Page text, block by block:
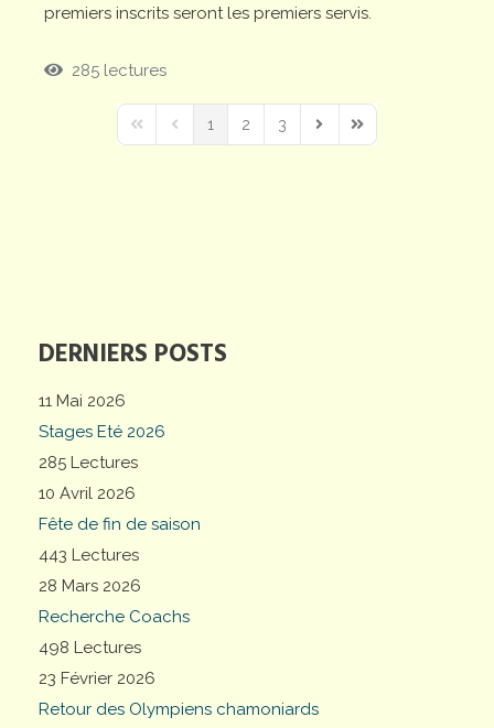
DERNIERS POSTS
11 Mai 2026
Stages Eté 2026
285 Lectures
10 Avril 2026
Fête de fin de saison
443 Lectures
28 Mars 2026
Recherche Coachs
498 Lectures
23 Février 2026
Retour des Olympiens chamoniards
premiers inscrits seront les premiers servis.
285 lectures
First PagePrevious Page
1 2 3
Next PageLast Page